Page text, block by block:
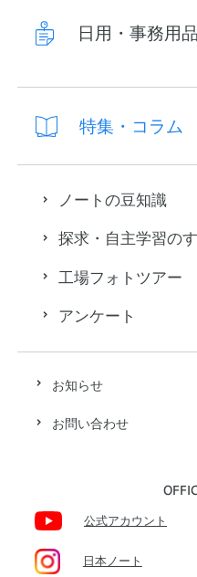
お知らせ
お問い合わせ
公式アカウント
日本ノート
日用・事務用品
特集・コラム
ノートの豆知識
探求・自主学習の
工場フォトツアー
アンケート